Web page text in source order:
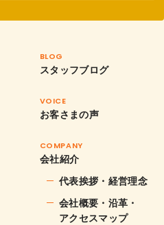
BLOG
スタッフブログ
VOICE
お客さまの声
COMPANY
会社紹介
代表挨拶・経営理念
会社概要・沿革・
アクセスマップ